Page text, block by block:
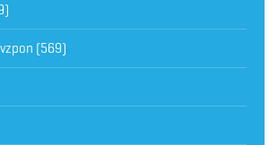
(569)